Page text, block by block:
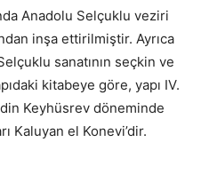
Anadolu Selçuklu veziri
inşa ettirilmiştir. Ayrıca
sanatının seçkin ve
kitabeye göre, yapı IV.
Keyhüsrev döneminde
Kaluyan el Konevi’dir.